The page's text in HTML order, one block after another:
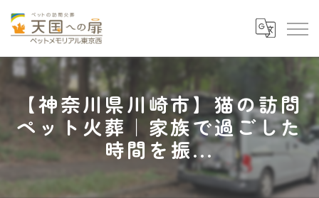
【神奈川県川崎市】猫の訪問
ペット火葬｜家族で過ごした
時間を振...